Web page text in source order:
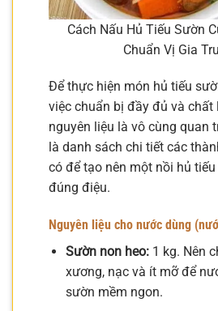
Cách Nấu Hủ Tiếu Sườn
Chuẩn Vị Gia
Để thực hiện món hủ tiếu
việc chuẩn bị đầy đủ và chất
nguyên liệu là vô cùng quan
là danh sách chi tiết các
có để tạo nên một nồi hủ
đúng điệu.
Nguyên liệu cho nước dùng
Sườn non heo:1 kg. Nên
xương, nạc và ít mỡ để
sườn mềm ngon.